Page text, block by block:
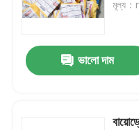
মূল্য
ভালো দাম